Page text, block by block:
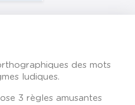
des mots
ludiques.
3 règles amusantes